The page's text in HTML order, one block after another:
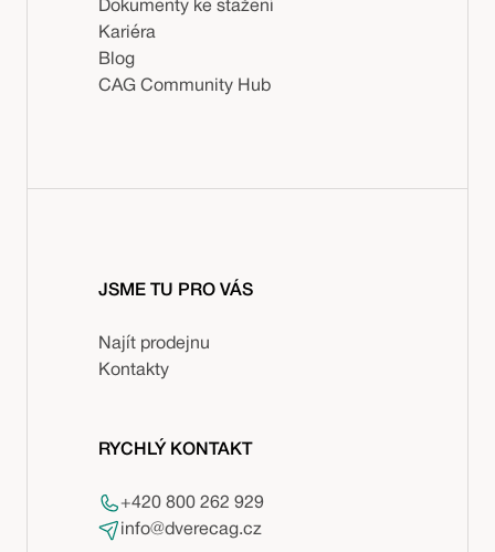
Dokumenty ke stažení
Kariéra
Blog
CAG Community Hub
JSME TU PRO VÁS
Najít prodejnu
Kontakty
RYCHLÝ KONTAKT
+420 800 262 929
info@dverecag.cz